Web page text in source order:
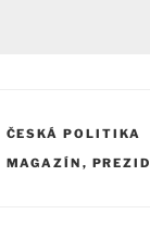
RUBRIKY
ČESKÁ POLITIKA
ŠTÍTKY
MAGAZÍN ,